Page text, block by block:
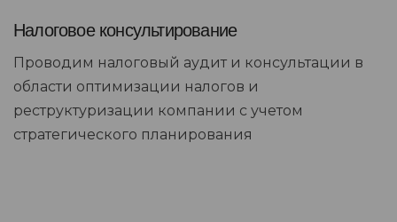
Налоговое консультирование
Проводим налоговый аудит и консультации в
области оптимизации налогов и
реструктуризации компании с учетом
стратегического планирования